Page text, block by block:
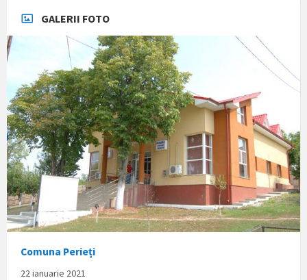
GALERII FOTO
Comuna Perieți
22 ianuarie 2021